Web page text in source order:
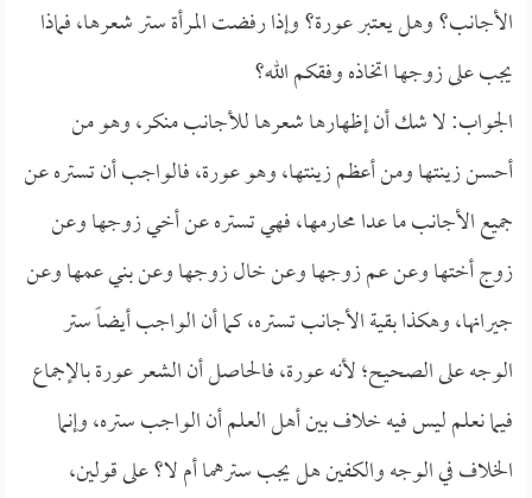
الأجانب؟ وهل يعتبر عورة؟ وإذا رفضت المرأة ستر شعرها، فماذا
يجب على زوجها اتخاذه وفقكم الله؟
الجواب: لا شك أن إظهارها شعرها للأجانب منكر، وهو من
أحسن زينتها ومن أعظم زينتها، وهو عورة، فالواجب أن تستره عن
جميع الأجانب ما عدا محارمها، فهي تستره عن أخي زوجها وعن
زوج أختها وعن عم زوجها وعن خال زوجها وعن بني عمها وعن
جيرانها، وهكذا بقية الأجانب تستره، كما أن الواجب أيضاً ستر
الوجه على الصحيح؛ لأنه عورة، فالحاصل أن الشعر عورة بالإجماع
فيما نعلم ليس فيه خلاف بين أهل العلم أن الواجب ستره، وإنما
الخلاف في الوجه والكفين هل يجب سترهما أم لا؟ على قولين،